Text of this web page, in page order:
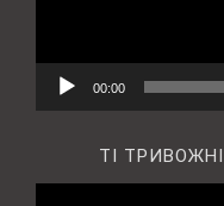
00:00
ТІ